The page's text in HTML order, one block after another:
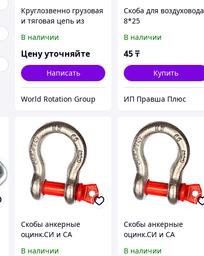
Круглозвенно грузовая
и тяговая цепь из
(короткозв.) d(mm):18
Шаг(mm):50 ГОСТ 2319-
81
В наличии
Цену уточняйте
Написать
World Rotation Group
Скоба для воздуховода
8*25
В наличии
45₸
Купить
ИП Правша Плюс
Скобы анкерные
оцинк.СИ и СА
В наличии
Скобы анкерные
оцинк.СИ и СА
В наличии